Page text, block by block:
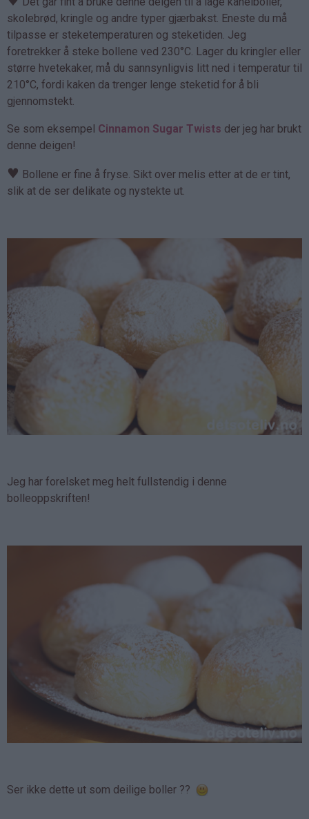
skolebrød, kringle og andre typer gjærbakst. Eneste du må
tilpasse er steketemperaturen og steketiden. Jeg
foretrekker å steke bollene ved 230°C. Lager du kringler eller
større hvetekaker, må du sannsynligvis litt ned i temperatur til
210°C, fordi kaken da trenger lenge steketid for å bli
gjennomstekt.
Se som eksempel Cinnamon Sugar Twists der jeg har brukt
denne deigen!
♥ Bollene er fine å fryse. Sikt over melis etter at de er tint,
slik at de ser delikate og nystekte ut.
Jeg har forelsket meg helt fullstendig i denne
bolleoppskriften!
Ser ikke dette ut som deilige boller ??